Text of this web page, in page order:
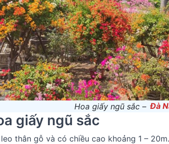
Hoa giấy ngũ sắc – Đà
giấy ngũ sắc
thân gỗ và có chiều cao khoảng 1 – 20m.